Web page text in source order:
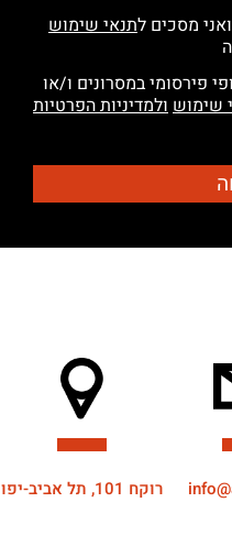
מסכים לתנאי שימוש
פירסומי במסרונים ו/או
שימושולמדיניות הפרטיות
רוקח 101, תל אביב-יפו